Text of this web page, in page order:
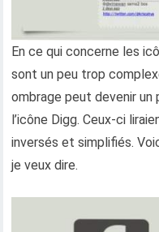
En ce qui concerne les
sont un peu trop
ombrage peut devenir un
l’icône Digg. Ceux-ci
inversés et simplifiés.
je veux dire.